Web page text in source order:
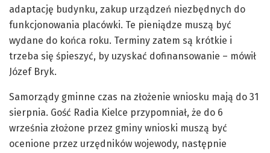
adaptację budynku, zakup urządzeń niezbędnych do
funkcjonowania placówki. Te pieniądze muszą być
wydane do końca roku. Terminy zatem są krótkie i
trzeba się śpieszyć, by uzyskać dofinansowanie – mówił
Józef Bryk.
Samorządy gminne czas na złożenie wniosku mają do 31
sierpnia. Gość Radia Kielce przypomniał, że do 6
września złożone przez gminy wnioski muszą być
ocenione przez urzędników wojewody, następnie